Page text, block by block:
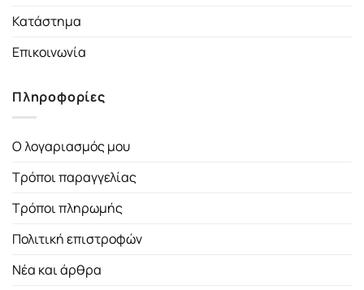
Κατάστημα
Επικοινωνία
Πληροφορίες
Ο λογαριασμός μου
Τρόποι παραγγελίας
Τρόποι πληρωμής
Πολιτική επιστροφών
Νέα και άρθρα